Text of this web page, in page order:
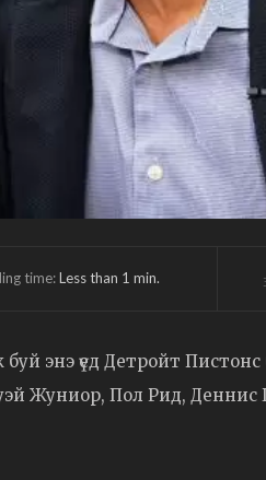
time:Less than 1 min.
энэ үед Детройт
Жуниор, Пол Рид, Деннис